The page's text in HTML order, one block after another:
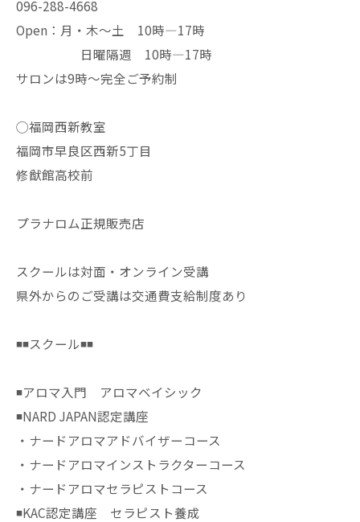
096-288-4668
Open：月・木〜土 10時—17時
日曜隔週 10時—17時
サロンは9時〜完全ご予約制
◯福岡西新教室
福岡市早良区西新5丁目
修猷館高校前
プラナロム正規販売店
スクールは対面・オンライン受講
県外からのご受講は交通費支給制度あり
◾️◾️スクール◾️◾️
◾️アロマ入門 アロマベイシック
◾️NARD JAPAN認定講座
・ナードアロマアドバイザーコース
・ナードアロマインストラクターコース
・ナードアロマセラピストコース
◾️KAC認定講座 セラピスト養成